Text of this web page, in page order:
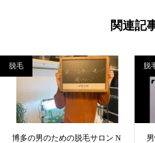
関連記
脱毛
博多の男のための脱毛サロン N
脱